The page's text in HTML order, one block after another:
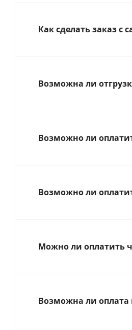
Как сделать заказ с
Возможна ли
Возможно ли
Возможно ли
Можно ли оплатить
Возможна ли оплата